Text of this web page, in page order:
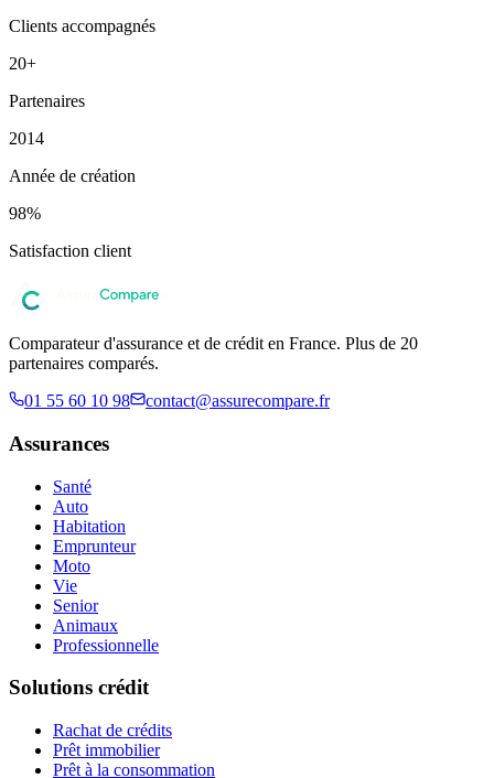
Clients accompagnés
20+
Partenaires
2014
Année de création
98%
Satisfaction client
Comparateur d'assurance et de crédit en France. Plus de 20
partenaires comparés.
01 55 60 10 98
contact@assurecompare.fr
Assurances
Santé
Auto
Habitation
Emprunteur
Moto
Vie
Senior
Animaux
Professionnelle
Solutions crédit
Rachat de crédits
Prêt immobilier
Prêt à la consommation